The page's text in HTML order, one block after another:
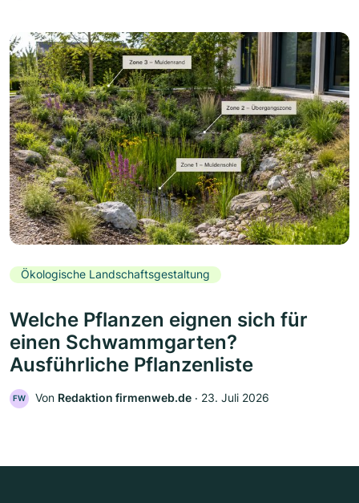
Ökologische Landschaftsgestaltung
Welche Pflanzen eignen sich für
einen Schwammgarten?
Ausführliche Pflanzenliste
FW Von Redaktion firmenweb.de ‧ 23. Juli 2026